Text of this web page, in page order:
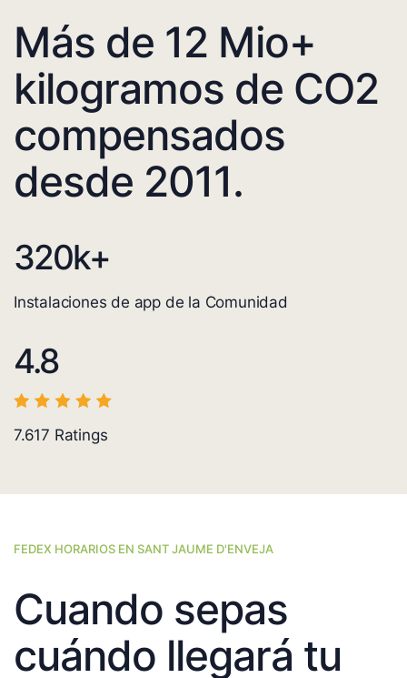
Más de 12 Mio+
kilogramos de CO2
compensados
desde 2011.
320k+
Instalaciones de app de la Comunidad
4.8
7.617 Ratings
FEDEX HORARIOS EN SANT JAUME D'ENVEJA
Cuando sepas
cuándo llegará tu